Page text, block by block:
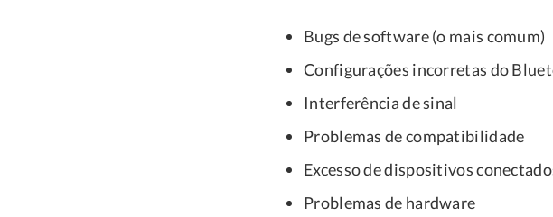
Bugs de software (o mais comum)
Configurações incorretas do
Interferência de sinal
Problemas de compatibilidade
Excesso de dispositivos
Problemas de hardware